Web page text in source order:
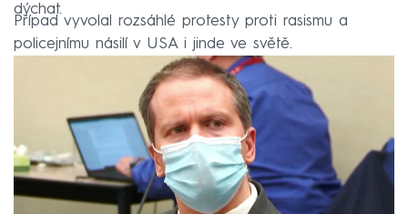
dýchat.
Případ vyvolal rozsáhlé protesty proti rasismu a
policejnímu násilí v USA i jinde ve světě.